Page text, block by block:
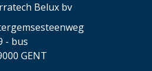
Belux bv
- bus
GENT